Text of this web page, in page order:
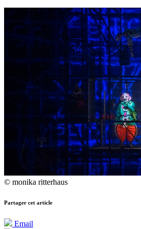
© monika ritterhaus
Partager cet article
Email